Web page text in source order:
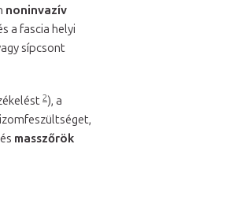
noninvazív
a fascia helyi
sípcsont
2), a
és masszőrök